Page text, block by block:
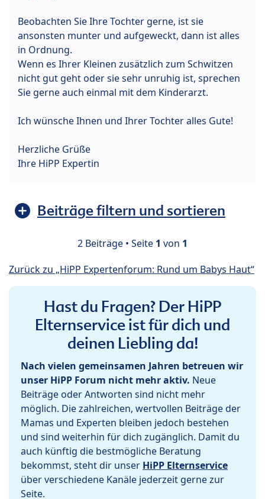
Beobachten Sie Ihre Tochter gerne, ist sie
ansonsten munter und aufgeweckt, dann ist alles
in Ordnung.
Wenn es Ihrer Kleinen zusätzlich zum Schwitzen
nicht gut geht oder sie sehr unruhig ist, sprechen
Sie gerne auch einmal mit dem Kinderarzt.
Ich wünsche Ihnen und Ihrer Tochter alles Gute!
Herzliche Grüße
Ihre HiPP Expertin
Beiträge filtern und sortieren
2 Beiträge • Seite 1 von 1
Zurück zu „HiPP Expertenforum: Rund um Babys Haut“
Hast du Fragen? Der HiPP
Elternservice ist für dich und
deinen Liebling da!
Nach vielen gemeinsamen Jahren betreuen wir
unser HiPP Forum nicht mehr aktiv. Neue
Beiträge oder Antworten sind nicht mehr
möglich. Die zahlreichen, wertvollen Beiträge der
Mamas und Experten bleiben jedoch bestehen
und sind weiterhin für dich zugänglich. Damit du
auch künftig die bestmögliche Beratung
bekommst, steht dir unser HiPP Elternservice
über verschiedene Kanäle jederzeit gerne zur
Seite.